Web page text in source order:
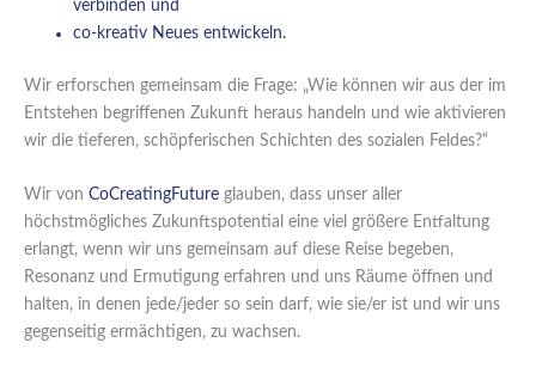
verbinden und
co-kreativ Neues entwickeln.
Wir erforschen gemeinsam die Frage: „Wie können wir aus der im
Entstehen begriffenen Zukunft heraus handeln und wie aktivieren
wir die tieferen, schöpferischen Schichten des sozialen Feldes?“
Wir von CoCreatingFuture glauben, dass unser aller
höchstmögliches Zukunftspotential eine viel größere Entfaltung
erlangt, wenn wir uns gemeinsam auf diese Reise begeben,
Resonanz und Ermutigung erfahren und uns Räume öffnen und
halten, in denen jede/jeder so sein darf, wie sie/er ist und wir uns
gegenseitig ermächtigen, zu wachsen.